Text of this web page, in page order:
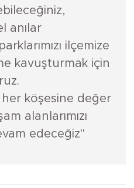
anılar
ilçemize
kavuşturmak için
köşesine değer
alanlarımızı
edeceğiz"